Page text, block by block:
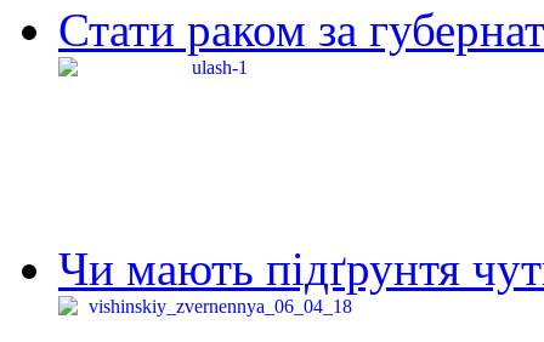
Стати раком за
Чи мають підґрунтя